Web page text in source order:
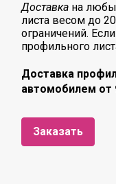
Доставка на
листа весом до
ограничений.
профильного
Доставка
автомобилем от
Заказать